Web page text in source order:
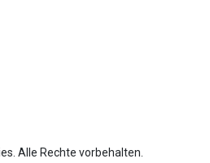
Alle Rechte vorbehalten.